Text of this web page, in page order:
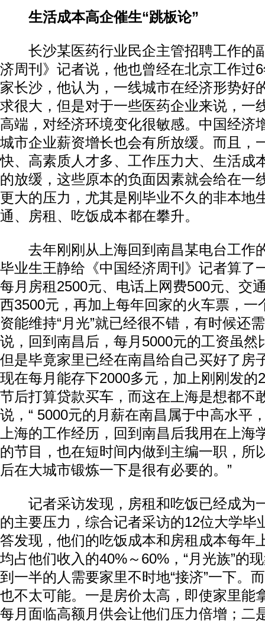
生活成本高企催生“跳板论”
长沙某医药行业民企主管招聘工作的
济周刊》记者说，他也曾经在北京工作过
家长沙，他认为，一线城市在经济形势好
求很大，但是对于一些医药企业来说，一
高端，对经济环境变化很敏感。中国经济
城市企业薪资增长也会有所放缓。而且，
快、高素质人才多、工作压力大、生活成
的放缓，这些原本的负面因素就会给在一
更大的压力，尤其是刚毕业不久的非本地
通、房租、吃饭成本都在攀升。
去年刚刚从上海回到南昌某电台工作
毕业生王静给《中国经济周刊》记者算了
每月房租2500元、电话上网费500元、交
西3500元，再加上每年回家的火车票，一
资能维持“月光”就已经很不错，有时候还
说，回到南昌后，每月5000元的工资虽然
但是毕竟家里已经在南昌给自己买好了房
现在每月能存下2000多元，加上刚刚发的
节后打算贷款买车，而这在上海是想都不
说，“ 5000元的月薪在南昌属于中高水平
上海的工作经历，回到南昌后我用在上海
的节目，也在短时间内做到主编一职，所
后在大城市锻炼一下是很有必要的。”
记者采访发现，房租和吃饭已经成为一
的主要压力，综合记者采访的12位大学毕
答发现，他们的吃饭成本和房租成本每年
均占他们收入的40%～60%，“月光族”的
到一半的人需要家里不时地“接济”一下。
也不太可能。一是房价太高，即使家里能
每月面临高额月供会让他们压力倍增；二